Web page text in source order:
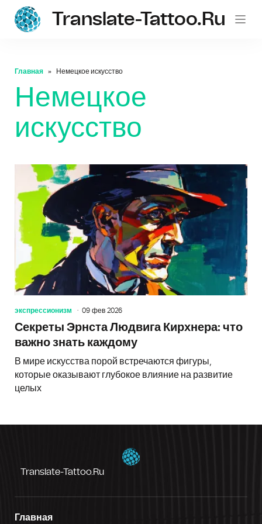
Translate-Tattoo.ru
Главная Немецкое искусство
Немецкое
искусство
экспрессионизм 09 фев 2026
Секреты Эрнста Людвига Кирхнера: что
важно знать каждому
В мире искусства порой встречаются фигуры,
которые оказывают глубокое влияние на развитие
целых
Translate-Tattoo.ru
Главная